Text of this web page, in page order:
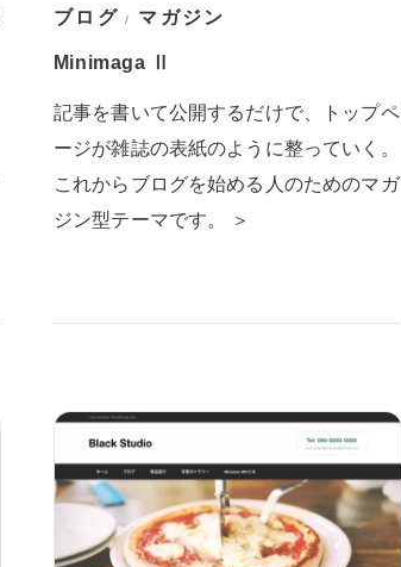
ブログ / マガジン
Minimaga Ⅱ
記事を書いて公開するだけで、トップペ
ージが雑誌の表紙のように整っていく。
これからブログを始める人のためのマガ
ジン型テーマです。 ＞